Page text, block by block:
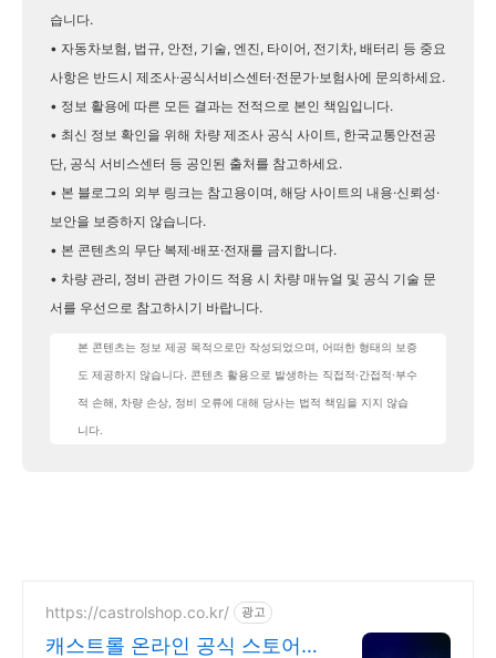
습니다.
• 자동차보험, 법규, 안전, 기술, 엔진, 타이어, 전기차, 배터리 등 중요
사항은 반드시 제조사·공식서비스센터·전문가·보험사에 문의하세요.
• 정보 활용에 따른 모든 결과는 전적으로 본인 책임입니다.
• 최신 정보 확인을 위해 차량 제조사 공식 사이트, 한국교통안전공
단, 공식 서비스센터 등 공인된 출처를 참고하세요.
• 본 블로그의 외부 링크는 참고용이며, 해당 사이트의 내용·신뢰성·
보안을 보증하지 않습니다.
• 본 콘텐츠의 무단 복제·배포·전재를 금지합니다.
• 차량 관리, 정비 관련 가이드 적용 시 차량 매뉴얼 및 공식 기술 문
서를 우선으로 참고하시기 바랍니다.
본 콘텐츠는 정보 제공 목적으로만 작성되었으며, 어떠한 형태의 보증
도 제공하지 않습니다. 콘텐츠 활용으로 발생하는 직접적·간접적·부수
적 손해, 차량 손상, 정비 오류에 대해 당사는 법적 책임을 지지 않습
니다.
https://castrolshop.co.kr/ 광고
캐스트롤 온라인 공식 스토어